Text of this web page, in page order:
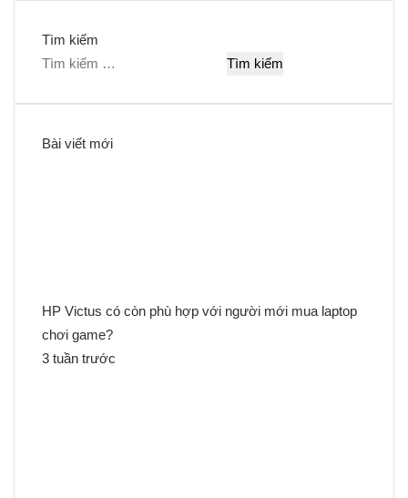
Tìm kiếm
T
Bài viết mới
HP Victus có còn phù hợp với người mới mua laptop
chơi game?
3 tuần trước